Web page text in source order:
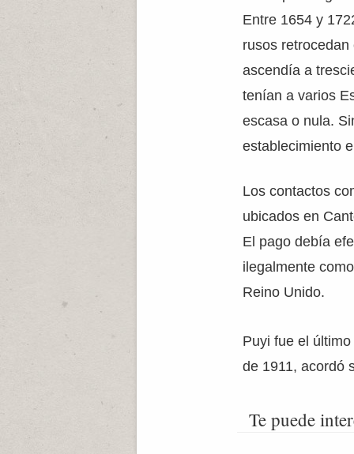
Entre 1654 y
rusos
ascendía a
tenían a varios
escasa o nula.
establecimiento
Los contactos
ubicados en
El pago debía
ilegalmente
Reino Unido.
Puyi fue el
de 1911, acordó
Te puede